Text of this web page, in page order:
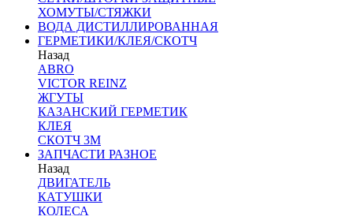
ХОМУТЫ/СТЯЖКИ
ВОДА ДИСТИЛЛИРОВАННАЯ
ГЕРМЕТИКИ/КЛЕЯ/СКОТЧ
Назад
ABRO
VICTOR REINZ
ЖГУТЫ
КАЗАНСКИЙ ГЕРМЕТИК
КЛЕЯ
СКОТЧ 3М
ЗАПЧАСТИ РАЗНОЕ
Назад
ДВИГАТЕЛЬ
КАТУШКИ
КОЛЕСА